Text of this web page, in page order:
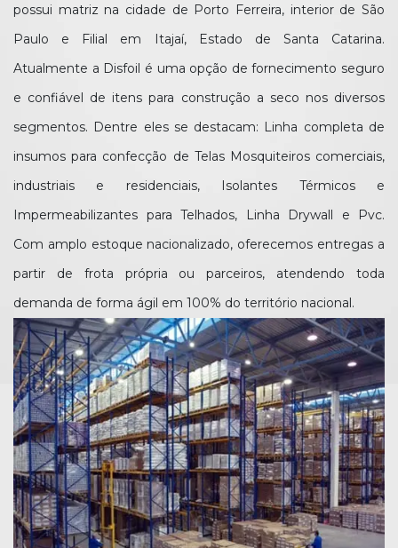
possui matriz na cidade de Porto Ferreira, interior de São
Paulo e Filial em Itajaí, Estado de Santa Catarina.
Atualmente a Disfoil é uma opção de fornecimento seguro
e confiável de itens para construção a seco nos diversos
segmentos. Dentre eles se destacam: Linha completa de
insumos para confecção de Telas Mosquiteiros comerciais,
industriais e residenciais, Isolantes Térmicos e
Impermeabilizantes para Telhados, Linha Drywall e Pvc.
Com amplo estoque nacionalizado, oferecemos entregas a
partir de frota própria ou parceiros, atendendo toda
demanda de forma ágil em 100% do território nacional.